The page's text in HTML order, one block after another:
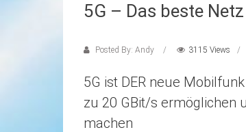
5G – Das beste
Posted By: Andy 3115 Views
5G ist DER neue
zu 20 GBit/s ermöglichen
machen